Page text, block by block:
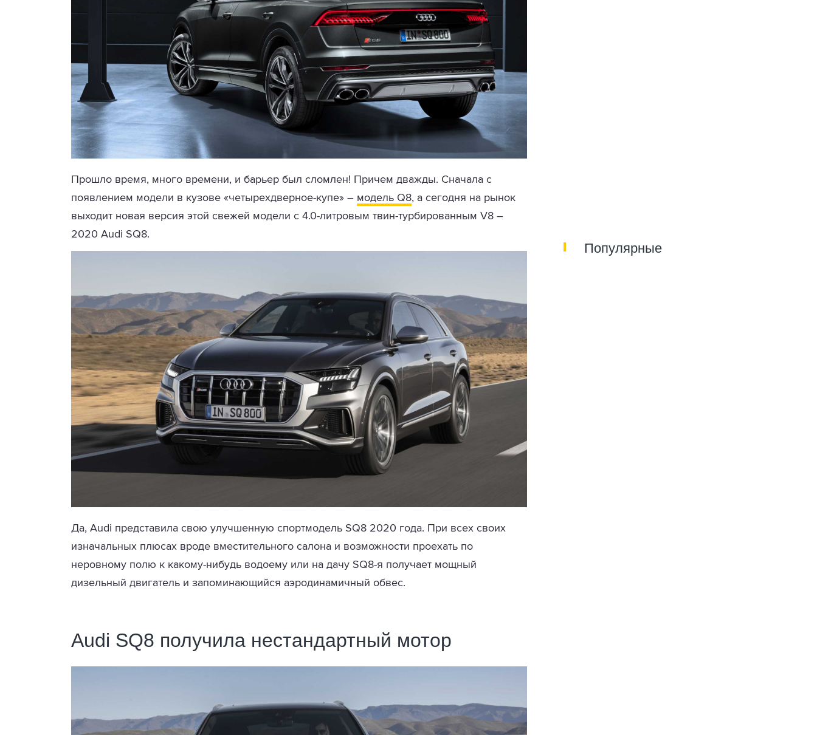
Прошло время, много времени, и барьер был сломлен! Причем дважды. Сначала с
появлением модели в кузове «четырехдверное-купе» – модель Q8, а сегодня на рынок
выходит новая версия этой свежей модели с 4.0-литровым твин-турбированным V8 –
2020 Audi SQ8.
Да, Audi представила свою улучшенную спортмодель SQ8 2020 года. При всех своих
изначальных плюсах вроде вместительного салона и возможности проехать по
неровному полю к какому-нибудь водоему или на дачу SQ8-я получает мощный
дизельный двигатель и запоминающийся аэродинамичный обвес.
Audi SQ8 получила нестандартный мотор
Популярные